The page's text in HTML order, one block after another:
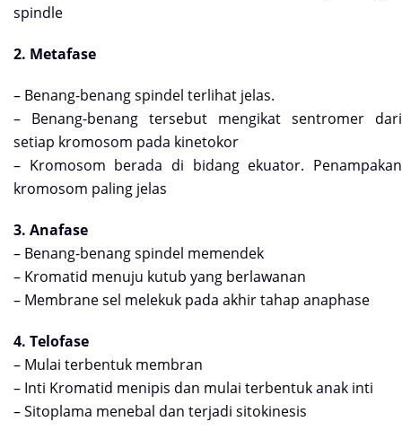
spindle
2. Metafase
– Benang-benang spindel terlihat jelas.
– Benang-benang tersebut mengikat sentromer dari
setiap kromosom pada kinetokor
– Kromosom berada di bidang ekuator. Penampakan
kromosom paling jelas
3. Anafase
– Benang-benang spindel memendek
– Kromatid menuju kutub yang berlawanan
– Membrane sel melekuk pada akhir tahap anaphase
4. Telofase
– Mulai terbentuk membran
– Inti Kromatid menipis dan mulai terbentuk anak inti
– Sitoplama menebal dan terjadi sitokinesis